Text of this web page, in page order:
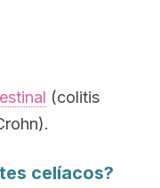
(colitis
celíacos?